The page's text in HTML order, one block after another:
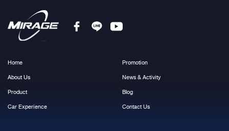
Home
About Us
Product
Car Experience
Promotion
News & Activity
Blog
Contact Us